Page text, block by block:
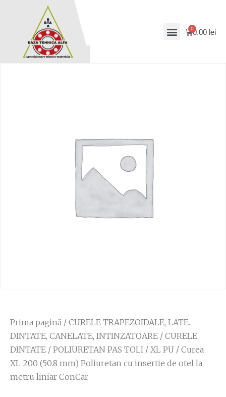
0.00 lei
Prima pagină / CURELE TRAPEZOIDALE, LATE.
DINTATE, CANELATE, INTINZATOARE / CURELE
DINTATE / POLIURETAN PAS TOLI / XL PU / Curea
XL 200 (50.8 mm) Poliuretan cu insertie de otel la
metru liniar ConCar